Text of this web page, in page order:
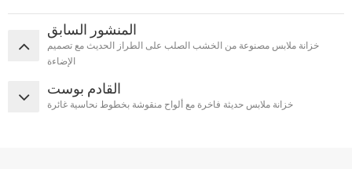
المنشور السابق
خزانة ملابس مصنوعة من الخشب الصلب على الطراز الحديث مع تصميم
الإضاءة
القادم بوست
خزانة ملابس حديثة فاخرة مع ألواح منقوشة بخطوط نحاسية غائرة